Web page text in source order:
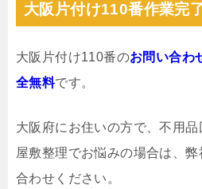
大阪片付け110番作業完
大阪片付け110番のお問い合わ
全無料です。
大阪府にお住いの方で、不用品
屋敷整理でお悩みの場合は、
合わせください。